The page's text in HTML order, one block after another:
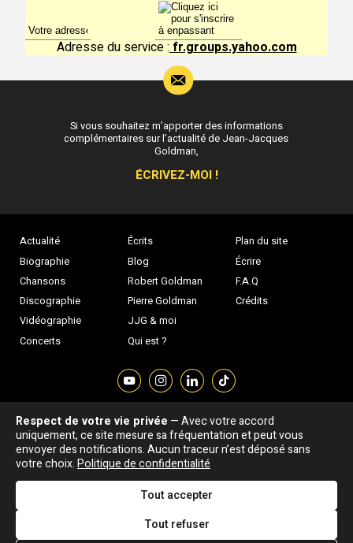
Adresse du service : fr.groups.yahoo.com
Actualité
Biographie
Chansons
Discographie
Vidéographie
Concerts
Écrits
Blog
Robert Goldman
Pierre Goldman
JJG & moi
Qui est ?
Plan du site
Écrire
F.A.Q
Crédits
Si vous souhaitez m’apporter des informations
complémentaires sur l’actualité de Jean-Jacques
Goldman,
ÉCRIVEZ-MOI !
Association "Parler d'sa vie" © Depuis 1997 - Tous droits réservés |
Signaler une erreur |Confidentialité|Gestion des cookies|Dernière
mise à jour : 05/08/2026
DESIGNED &
DEVELOPED BY
Respect de votre vie privée — Avec votre accord
uniquement, ce site mesure sa fréquentation et peut vous
envoyer des notifications. Aucun traceur n’est déposé sans
votre choix.Politique de confidentialité
Tout accepter
Tout refuser